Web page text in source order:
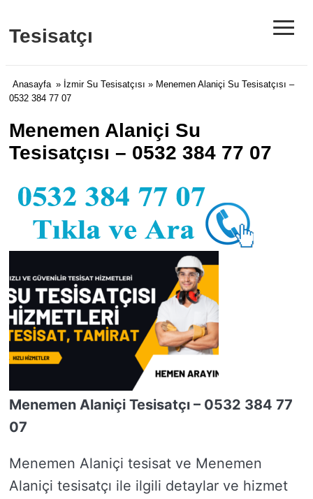
Tesisatçı ≡
Anasayfa » İzmir Su Tesisatçısı » Menemen Alaniçi Su Tesisatçısı –
0532 384 77 07
Menemen Alaniçi Su
Tesisatçısı – 0532 384 77 07
Menemen Alaniçi Tesisatçı – 0532 384 77
07
Menemen Alaniçi tesisat ve Menemen
Alaniçi tesisatçı ile ilgili detaylar ve hizmet